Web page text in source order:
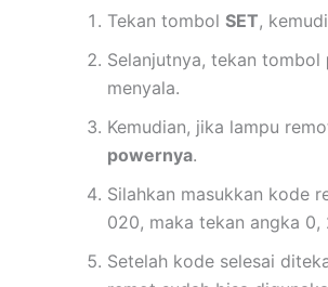
Tekan tombol SET,
Selanjutnya, tekan tombol
menyala.
Kemudian, jika lampu
powernya.
Silahkan masukkan kode
020, maka tekan angka
Setelah kode selesai